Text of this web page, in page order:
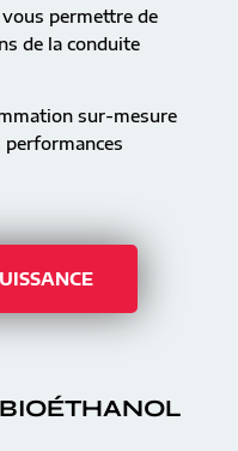
permettre de
de la conduite
sur-mesure
performances